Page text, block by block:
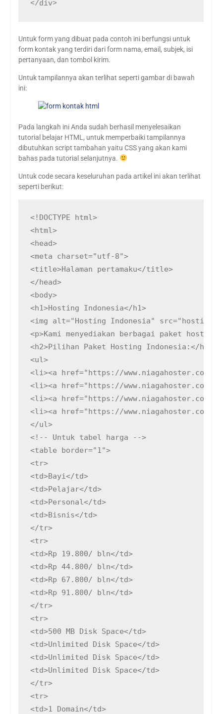
</div>
Untuk form yang dibuat pada contoh ini berfungsi untuk
form kontak yang terdiri dari form nama, email, subjek, isi
pertanyaan, dan tombol kirim.
Untuk tampilannya akan terlihat seperti gambar di bawah
ini:
Pada langkah ini Anda sudah berhasil menyelesaikan
tutorial belajar HTML, untuk memperbaiki tampilannya
dibutuhkan script tambahan yaitu CSS yang akan kami
bahas pada tutorial selanjutnya.
Untuk code secara keseluruhan pada artikel ini akan terlihat
seperti berikut:
<!DOCTYPE html>
<html>
<head>
<meta charset="utf-8">
<title>Halaman pertamaku</title>
</head>
<body>
<h1>Hosting Indonesia</h1>
<img alt="Hosting Indonesia" src="hosting-
<p>Kami menyediakan berbagai paket
<h2>Pilihan Paket Hosting Indonesia:</h2>
<ul>
<li><a href="https://
<li><a href="https://
<li><a href="https://
<li><a href="https://
</ul>
<!-- Untuk tabel harga -->
<table border="1">
<tr>
<td>Bayi</td>
<td>Pelajar</td>
<td>Personal</td>
<td>Bisnis</td>
</tr>
<tr>
<td>Rp 19.800/ bln</td>
<td>Rp 44.800/ bln</td>
<td>Rp 67.800/ bln</td>
<td>Rp 91.800/ bln</td>
</tr>
<tr>
<td>500 MB Disk Space</td>
<td>Unlimited Disk Space</td>
<td>Unlimited Disk Space</td>
<td>Unlimited Disk Space</td>
</tr>
<tr>
<td>1 Domain</td>